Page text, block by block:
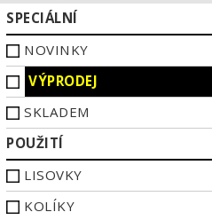
SPECIÁLNÍ
NOVINKY
VÝPRODEJ
SKLADEM
POUŽITÍ
LISOVKY
KOLÍKY